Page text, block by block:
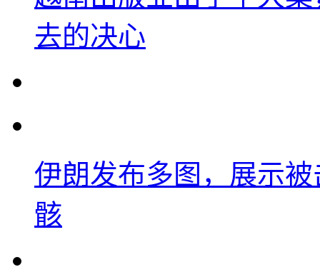
去的决心
伊朗发布多图，展示
骸